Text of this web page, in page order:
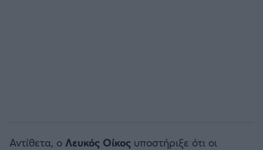
Αντίθετα, ο Λευκός Οίκος υποστήριξε ότι οι